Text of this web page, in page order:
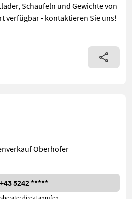
Schaufeln und Gewichte von
verfügbar - kontaktieren Sie uns!
im Forsteinsatz beim Poltern
Oberhofer
+43 5242 *****